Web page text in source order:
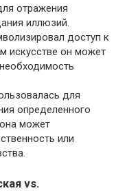
отражения
иллюзий.
доступ к
искусстве он может
для
определенного
может
или
vs.